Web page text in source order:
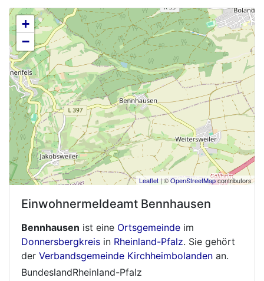
+
−
Leaflet| ©OpenStreetMapcontributors
Einwohnermeldeamt Bennhausen
Bennhausen ist eine Ortsgemeinde im
Donnersbergkreis in Rheinland-Pfalz. Sie gehört
der Verbandsgemeinde Kirchheimbolanden an.
BundeslandRheinland-Pfalz